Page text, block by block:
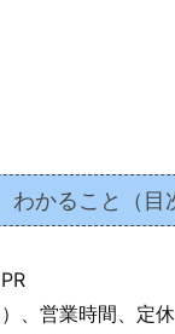
わかること（目
、営業時間、定